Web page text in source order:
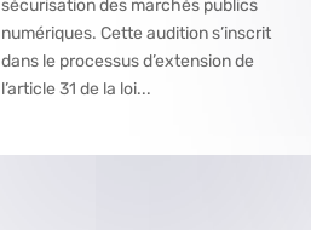
sécurisation des marchés publics
numériques. Cette audition s’inscrit
dans le processus d’extension de
l’article 31 de la loi...